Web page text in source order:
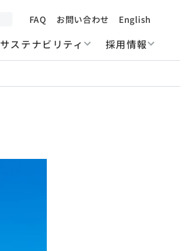
FAQ お問い合わせ English
サステナビリティ 採用情報